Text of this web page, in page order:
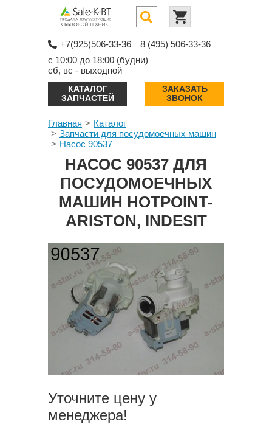
+7(925)506-33-36
8 (495) 506-33-36
с 10:00 до 18:00 (будни)
сб, вс - выходной
КАТАЛОГ
ЗАПЧАСТЕЙ
ЗАКАЗАТЬ
ЗВОНОК
Главная
Каталог
Запчасти для посудомоечных машин
Насос 90537
НАСОС 90537 ДЛЯ
ПОСУДОМОЕЧНЫХ
МАШИН HOTPOINT-
ARISTON, INDESIT
Уточните цену у
менеджера!